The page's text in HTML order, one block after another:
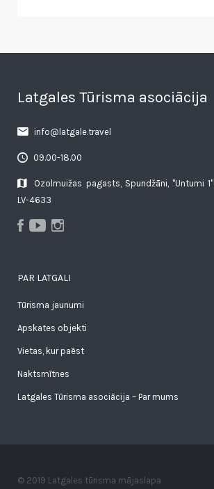
Latgales Tūrisma asociācija
info@latgale.travel
09.00-18.00
Ozolmuižas pagasts, Spundžāni, "Untumi
LV-4633
PAR LATGALI
Tūrisma jaunumi
Apskates objekti
Vietas, kur paēst
Naktsmītnes
Latgales Tūrisma asociācija – Par mums
© 2019 Latgales tūrisma mājaslapa